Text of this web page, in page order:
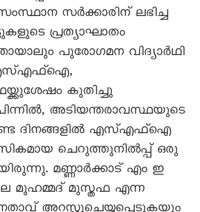
സർക്കാരിന് ലഭിച്ച
പ്രത്യാഘാതം
പുരോഗമന വിദ്യാർഥി
എസ്എഫ്ഐ,
കുതിച്ചു
അടിയന്തരാവസ്ഥയുടെ
ദിനങ്ങളിൽ എസ്എഫ്ഐ
ചെറുത്തുനിൽപ്പ് ഒരു
മണ്ണാർക്കാട് എം ഇ
മുഹമ്മദ് മുസ്തഫ എന്ന